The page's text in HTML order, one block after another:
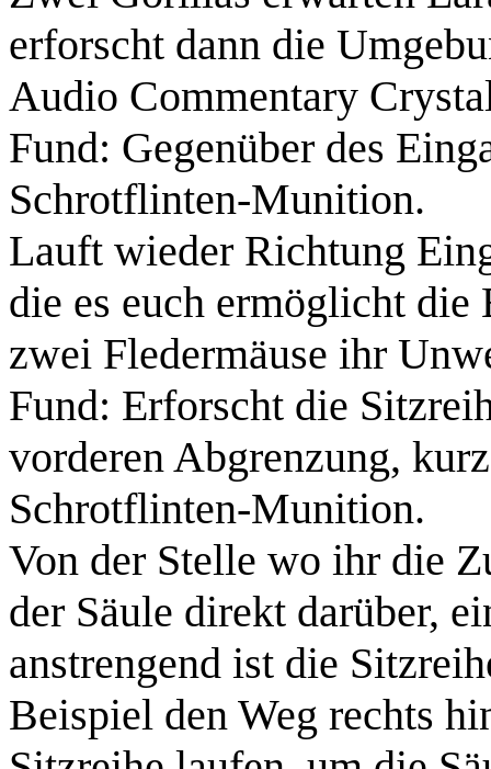
erforscht dann die
Audio Commentary
Fund: Gegenüber des
Schrotflinten-Munition.
Lauft wieder Richtung
die es euch ermöglicht die
zwei Fledermäuse ihr
Fund: Erforscht die
vorderen Abgrenzung,
Schrotflinten-Munition.
Von der Stelle wo ihr die
der Säule direkt darüber,
anstrengend ist die
Beispiel den Weg rechts